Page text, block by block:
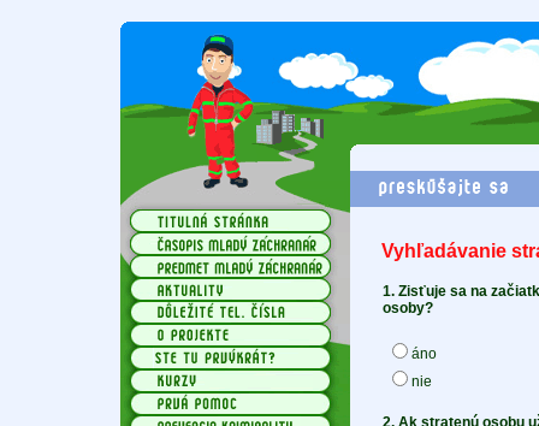
Vyhľadávanie
1. Zisťuje sa na
osoby?
áno
nie
2. Ak stratenú osobu